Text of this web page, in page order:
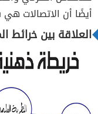
أيضًا أن الاتصالات
العلاقة بين